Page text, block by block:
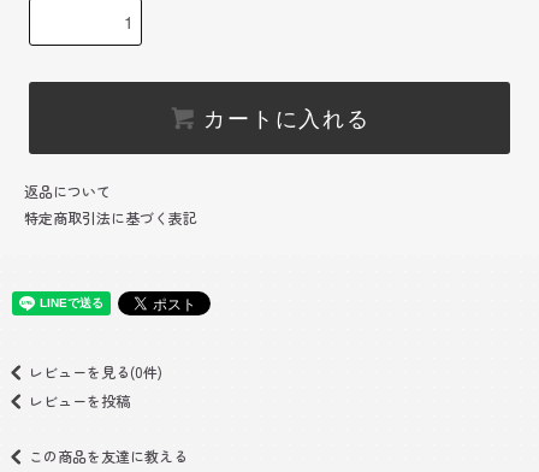
カートに入れる
返品について
特定商取引法に基づく表記
レビューを見る(0件)
レビューを投稿
この商品を友達に教える